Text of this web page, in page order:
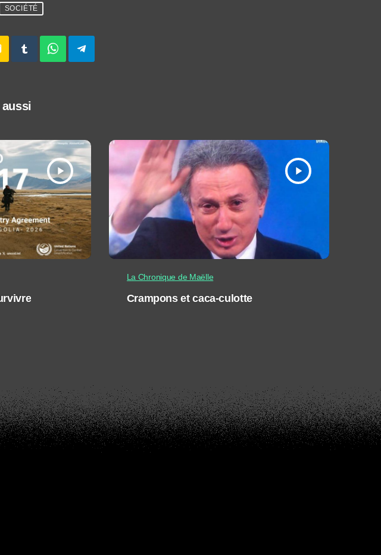
SOCIÉTÉ
aussi
play_arrow play_arrow
La Chronique de Maëlle
Crampons et caca-culotte